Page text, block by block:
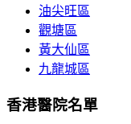
油尖旺區
觀塘區
黃大仙區
九龍城區
香港醫院名單